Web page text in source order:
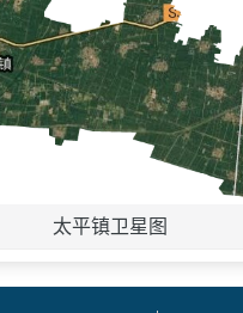
太平镇卫星图